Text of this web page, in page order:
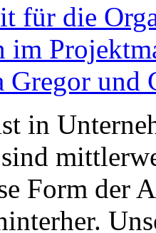
für die
im
und
in
Form der